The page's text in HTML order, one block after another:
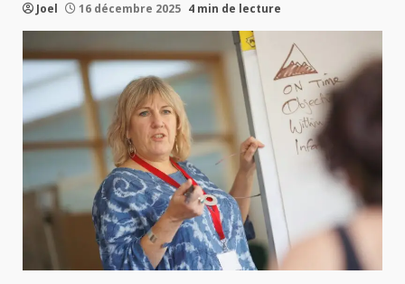
Joel 16 décembre 2025 4 min de lecture